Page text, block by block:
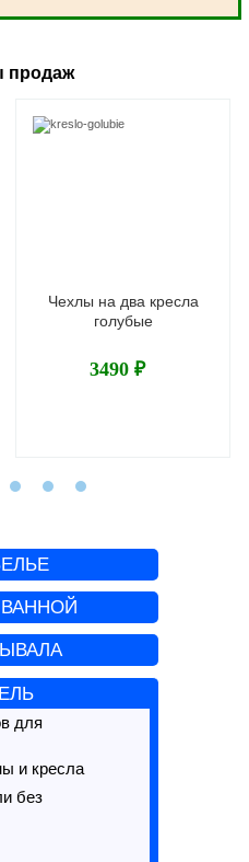
для
и кресла
без
продаж
Чехлы на два кресла
голубые
3490 ₽